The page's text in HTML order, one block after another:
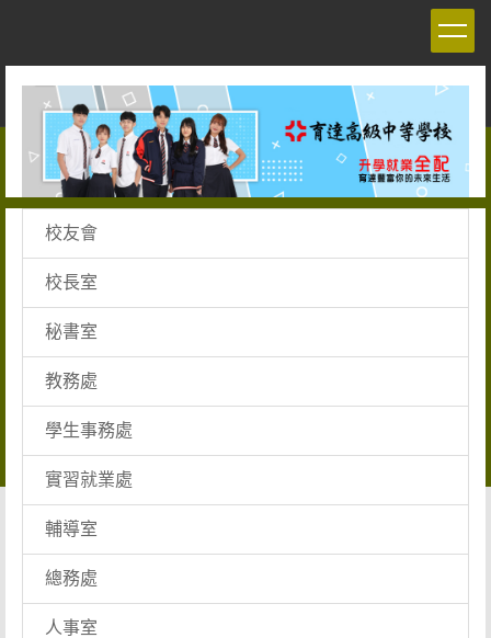
主
校友會
校長室
秘書室
教務處
學生事務處
實習就業處
輔導室
總務處
人事室